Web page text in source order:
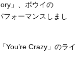
」、ボウイの
フォーマンスしまし
You’re Crazy」のライ